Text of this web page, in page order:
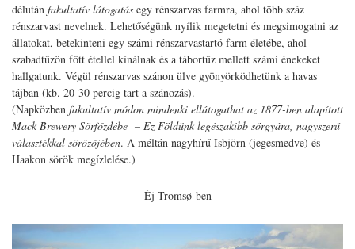
délután fakultatív látogatás egy rénszarvas farmra, ahol több száz
rénszarvast nevelnek. Lehetőségünk nyílik megetetni és megsimogatni az
állatokat, betekinteni egy számi rénszarvastartó farm életébe, ahol
szabadtűzön főtt étellel kínálnak és a tábortűz mellett számi énekeket
hallgatunk. Végül rénszarvas szánon ülve gyönyörködhetünk a havas
tájban (kb. 20-30 percig tart a szánozás).
(Napközben fakultatív módon mindenki ellátogathat az 1877-ben alapított
Mack Brewery Sörfőzdébe – Ez Földünk legészakibb sörgyára, nagyszerű
választékkal sörözőjében. A méltán nagyhírű Isbjörn (jegesmedve) és
Haakon sörök megízlelése.)
Éj Tromsø-ben